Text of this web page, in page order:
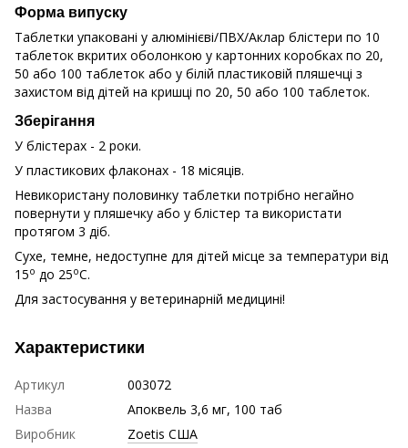
Форма випуску
Таблетки упаковані у алюмінієві/ПВХ/Аклар блістери по 10
таблеток вкритих оболонкою у картонних коробках по 20,
50 або 100 таблеток або у білій пластиковій пляшечці з
захистом від дітей на кришці по 20, 50 або 100 таблеток.
Зберігання
У блістерах - 2 роки.
У пластикових флаконах - 18 місяців.
Невикористану половинку таблетки потрібно негайно
повернути у пляшечку або у блістер та використати
протягом 3 діб.
Сухе, темне, недоступне для дітей місце за температури від
15о до 25оС.
Для застосування у ветеринарній медицині!
Характеристики
Артикул
003072
Назва
Апоквель 3,6 мг, 100 таб
Виробник
Zoetis США